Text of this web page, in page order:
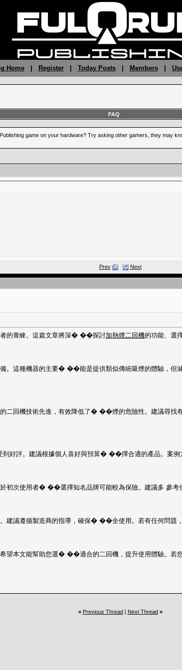
Home| Register| Today Posts| Members|
FAQ
game on your hardware? Try asking other gamers, they may
Prev Next
的青睞。這篇文章將深� ��探討加熱煙二回機的功能、選
。這種機器的主要� ��能是提供類似傳統吸煙的體驗，
二回機技術先進，有效降低了� ��煙的危險性。建議尋找
好評。建議根據個人喜好與預算� ��擇合適的產品。案例
初次使用者� ��選擇知名品牌可能較為保險。建議多 參考
議遵循製造商的指導，確保� ��全使用。若有任何問題
望本文能幫助您選� ��適合的二回機，提升使用體驗。若您
« Previous Thread| Next Thread »